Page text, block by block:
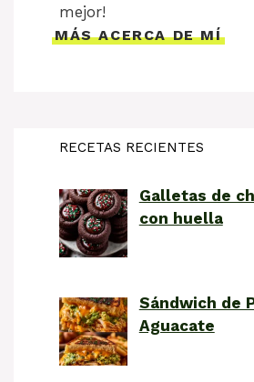
mejor!
MÁS ACERCA DE MÍ
RECETAS RECIENTES
Galletas de
con huella
Sándwich de
Aguacate